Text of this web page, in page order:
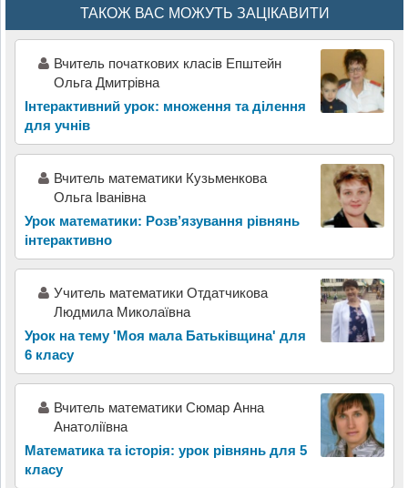
ТАКОЖ ВАС МОЖУТЬ ЗАЦІКАВИТИ
Вчитель початкових класів Епштейн
Ольга Дмитрівна
Інтерактивний урок: множення та ділення
для учнів
Вчитель математики Кузьменкова
Ольга Іванівна
Урок математики: Розв’язування рівнянь
інтерактивно
Учитель математики Отдатчикова
Людмила Миколаївна
Урок на тему 'Моя мала Батьківщина' для
6 класу
Вчитель математики Сюмар Анна
Анатоліївна
Математика та історія: урок рівнянь для 5
класу